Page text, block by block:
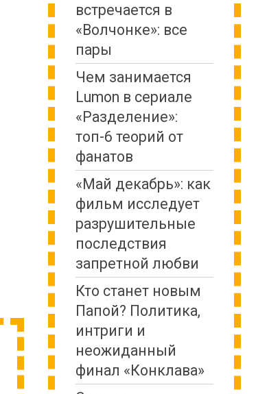
встречается в
«Волчонке»: все
пары
Чем занимается
Lumon в сериале
«Разделение»:
топ-6 теорий от
фанатов
«Май декабрь»: как
фильм исследует
разрушительные
последствия
запретной любви
Кто станет новым
Папой? Политика,
интриги и
неожиданный
финал «Конклава»